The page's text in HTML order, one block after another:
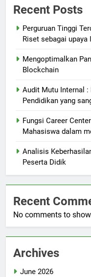
Recent Posts
Perguruan Tinggi
Riset sebagai upaya
Mengoptimalkan
Blockchain
Audit Mutu Internal :
Pendidikan yang
Fungsi Career
Mahasiswa dalam
Analisis
Peserta Didik
Recent
No comments to
Archives
June 2026